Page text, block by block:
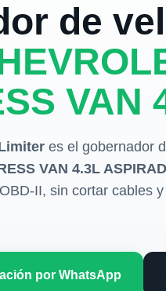
de
VAN
es el gobernador
VAN 4.3L
II, sin cortar cables
por WhatsApp